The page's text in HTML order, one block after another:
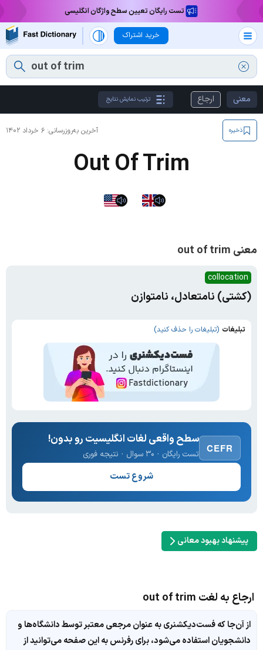
تست رایگان تعیین سطح واژگان انگلیسی
خرید اشتراک
معنی ارجاع ترتیب نمایش نتایج
آخرین به‌روزرسانی: ۶ خرداد ۱۴۰۲ ذخیره
Out Of Trim
معنی out of trim
collocation
(کشتی) نامتعادل، نامتوازن
تبلیغات (تبلیغات را حذف کنید)
CEFR
سطح واقعی لغات انگلیسیت رو بدون!
تست رایگان · ۳۰ سوال · نتیجه فوری
شروع تست
پیشنهاد بهبود معانی
ارجاع به لغت out of trim
از آن‌جا که فست‌دیکشنری به عنوان مرجعی معتبر توسط دانشگاه‌ها و
دانشجویان استفاده می‌شود، برای رفرنس به این صفحه می‌توانید از